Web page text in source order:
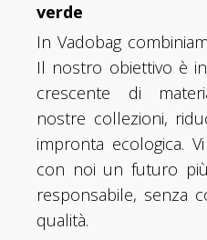
verde
In Vadobag
Il nostro obiettivo è
crescente di
nostre collezioni,
impronta ecologica.
con noi un futuro
responsabile, senza
qualità.